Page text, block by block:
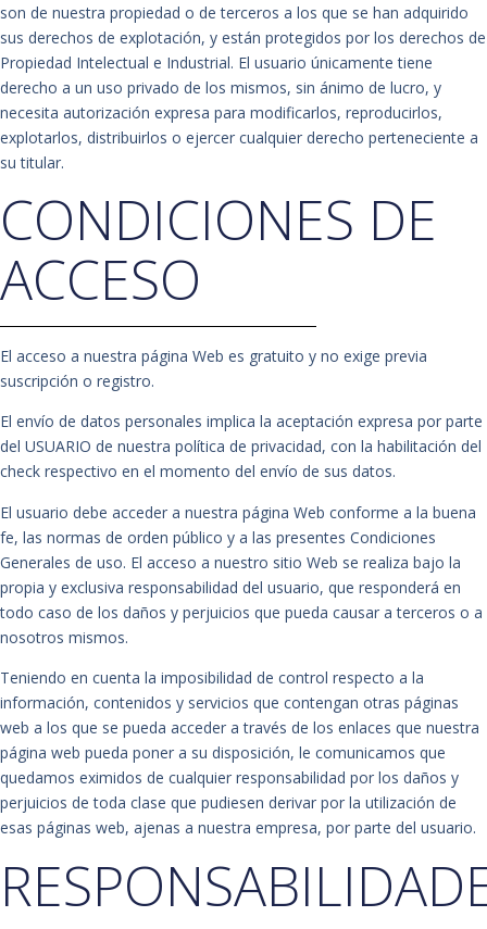
son de nuestra propiedad o de terceros a los que se han adquirido
sus derechos de explotación, y están protegidos por los derechos de
Propiedad Intelectual e Industrial. El usuario únicamente tiene
derecho a un uso privado de los mismos, sin ánimo de lucro, y
necesita autorización expresa para modificarlos, reproducirlos,
explotarlos, distribuirlos o ejercer cualquier derecho perteneciente a
su titular.
CONDICIONES DE
ACCESO
El acceso a nuestra página Web es gratuito y no exige previa
suscripción o registro.
El envío de datos personales implica la aceptación expresa por parte
del USUARIO de nuestra política de privacidad, con la habilitación del
check respectivo en el momento del envío de sus datos.
El usuario debe acceder a nuestra página Web conforme a la buena
fe, las normas de orden público y a las presentes Condiciones
Generales de uso. El acceso a nuestro sitio Web se realiza bajo la
propia y exclusiva responsabilidad del usuario, que responderá en
todo caso de los daños y perjuicios que pueda causar a terceros o a
nosotros mismos.
Teniendo en cuenta la imposibilidad de control respecto a la
información, contenidos y servicios que contengan otras páginas
web a los que se pueda acceder a través de los enlaces que nuestra
página web pueda poner a su disposición, le comunicamos que
quedamos eximidos de cualquier responsabilidad por los daños y
perjuicios de toda clase que pudiesen derivar por la utilización de
esas páginas web, ajenas a nuestra empresa, por parte del usuario.